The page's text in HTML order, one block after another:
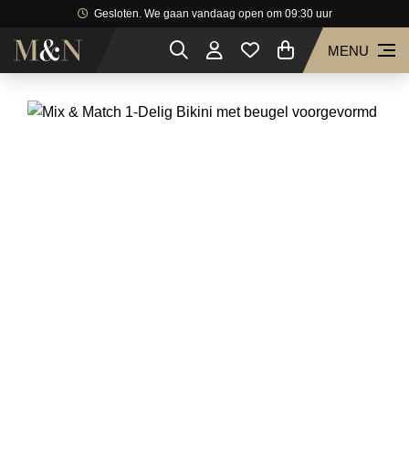
Gesloten. We gaan vandaag open om 09:30 uur
MENU